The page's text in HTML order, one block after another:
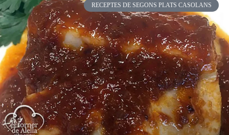
RECEPTES DE SEGONS PLATS CASOLANS